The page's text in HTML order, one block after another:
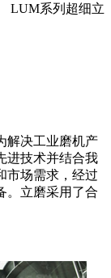
LUM系列超细立
解决工业磨机产
进技术并结合我
市场需求，经过
。立磨采用了合